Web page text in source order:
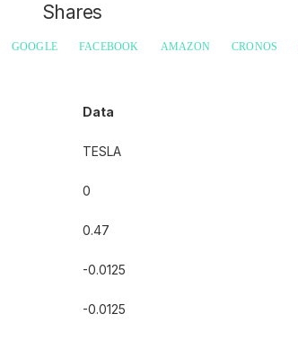
Shares
GOOGLE FACEBOOK AMAZON CRONOS
Data
TESLA
0
0.47
-0.0125
-0.0125